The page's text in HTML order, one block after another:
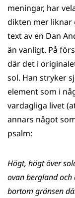
meningar, har
dikten mer liknar
text av en Dan
än vanligt. På
där det i
sol. Han stryker
element som i
vardagliga livet
annars något
psalm:
Högt, högt över
ovan bergland och
bortom gränsen